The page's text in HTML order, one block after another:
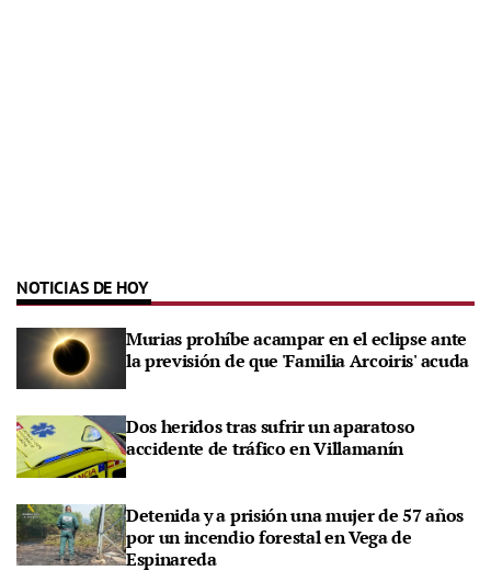
NOTICIAS DE HOY
Murias prohíbe acampar en el eclipse ante
la previsión de que 'Familia Arcoiris' acuda
Dos heridos tras sufrir un aparatoso
accidente de tráfico en Villamanín
Detenida y a prisión una mujer de 57 años
por un incendio forestal en Vega de
Espinareda